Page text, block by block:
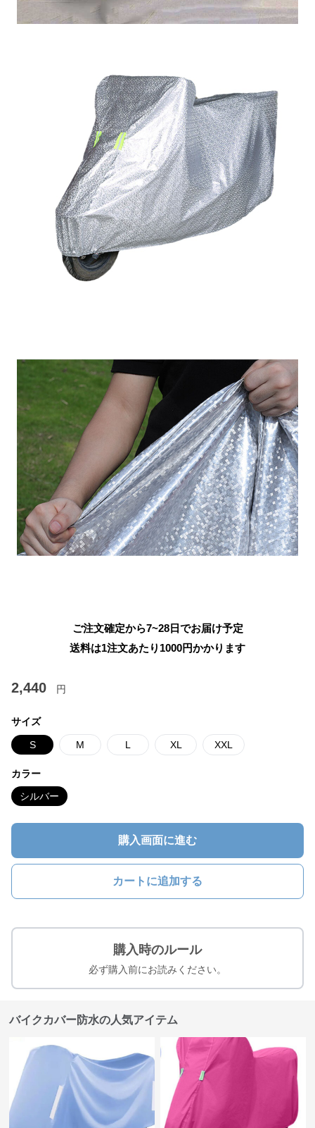
ご注文確定から7~28日でお届け予定
送料は1注文あたり 1000円かかります
2,440 円
サイズ
S M L XL XXL
カラー
シルバー
購入画面に進む
カートに追加する
購入時のルール
必ず購入前にお読みください。
バイクカバー防水の人気アイテム